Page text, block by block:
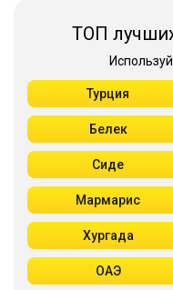
ТОП
Турция
Белек
Сиде
Мармарис
Хургада
ОАЭ